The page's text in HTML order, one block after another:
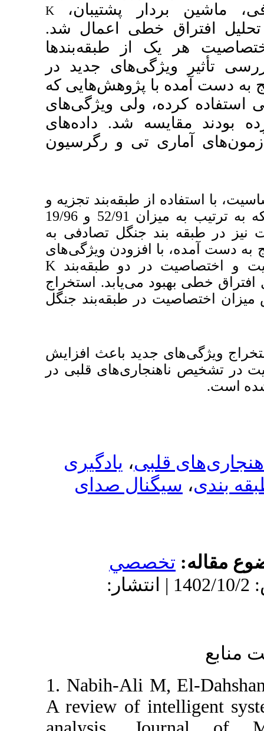
پشتیبان،
اعمال شد.
جدید در
که
ویژگی‌های
داده‌های
و رگرسیون
تجزیه و
تحلیل افتراق خطی به دست آمد که به ترتیب به میزان 52/91 و 19/96
تصادفی به
ویژگی‌های
طبقه‌بندK
استخراج
طبقه‌بند جنگل
باعث افزایش
قلبی در
،یادگیری
صدای
10/2 | انتشار:
1. Nabih-
A review